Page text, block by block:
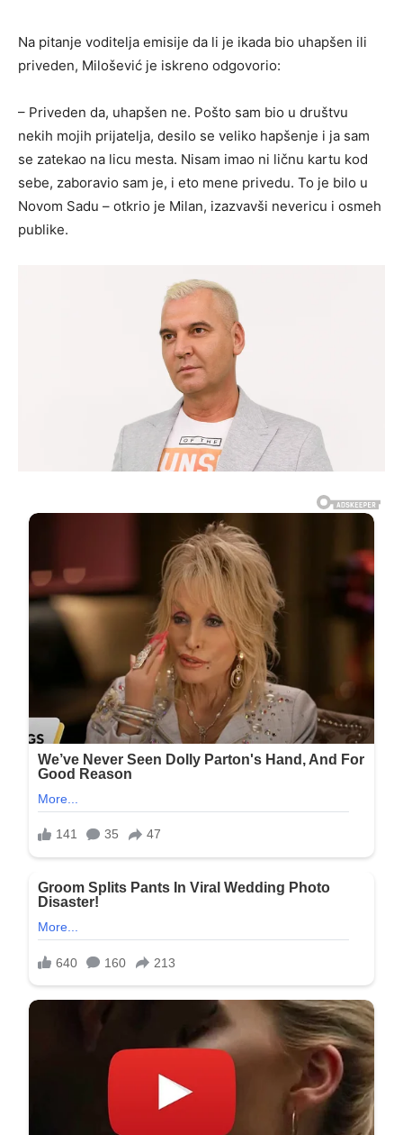
Na pitanje voditelja emisije da li je ikada bio uhapšen ili
priveden, Milošević je iskreno odgovorio:
– Priveden da, uhapšen ne. Pošto sam bio u društvu
nekih mojih prijatelja, desilo se veliko hapšenje i ja sam
se zatekao na licu mesta. Nisam imao ni ličnu kartu kod
sebe, zaboravio sam je, i eto mene privedu. To je bilo u
Novom Sadu – otkrio je Milan, izazvavši nevericu i osmeh
publike.